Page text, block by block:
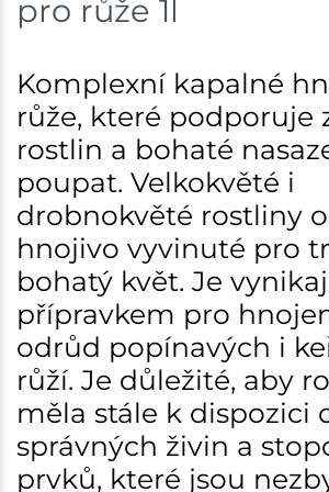
Skladem na prodejně - doručení do
Skladem na prodejně - doručení
Skladem na prodejně - doručení
Nové Město
Skladem na prodejně - doručení
Velká Bíteš
Skladem na prodejně - doručení
Skladové množství na prodejnách je
Ceny na prodejnách se mohou lišit
pro růže 1l
Komplexní kapalné
růže, které podporuje
rostlin a bohaté
poupat. Velkokvěté i
drobnokvěté rostliny
hnojivo vyvinuté pro
bohatý květ. Je
přípravkem pro
odrůd popínavých i
růží. Je důležité, aby
měla stále k dispozici
správných živin a
prvků, které jsou